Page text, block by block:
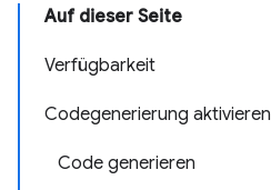
Auf dieser Seite
Verfügbarkeit
Codegenerierung aktivieren
Code generieren